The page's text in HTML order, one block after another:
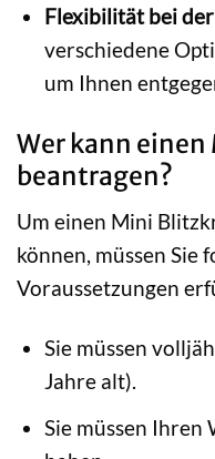
Flexibilität bei
verschiedene
um Ihnen
Wer kann
beantragen?
Um einen Mini
können, müssen Sie
Voraussetzungen
Sie müssen
Jahre alt).
Sie müssen Ihren